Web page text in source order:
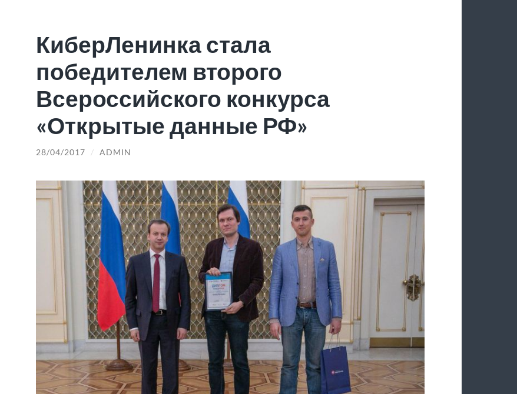
КиберЛенинка стала
победителем второго
Всероссийского конкурса
«Открытые данные РФ»
28/04/2017 / ADMIN